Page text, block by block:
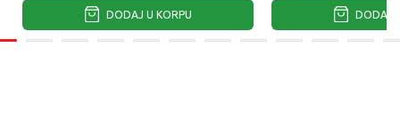
DODAJ U KORPU DODAJ